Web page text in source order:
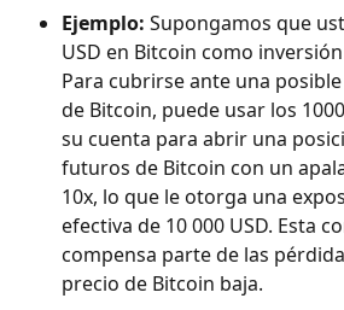
Ejemplo: Supongamos que
USD en Bitcoin como
Para cubrirse ante una
de Bitcoin, puede usar los
su cuenta para abrir una
futuros de Bitcoin con un
10x, lo que le otorga una
efectiva de 10 000 USD. Esta
compensa parte de las
precio de Bitcoin baja.